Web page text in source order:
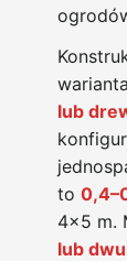
lub
to
4×5 m.
lub